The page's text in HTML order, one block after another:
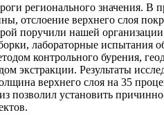
регионального значения. В
верхнего слоя
поручили нашей
лабораторные
контрольного бурения,
экстракции. Результаты
верхнего слоя на 35
позволил установить